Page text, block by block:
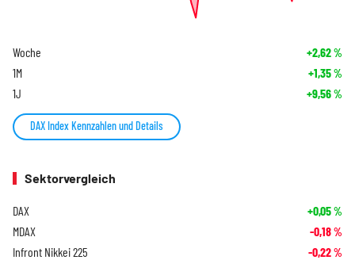
Woche +2,62%
1M +1,35%
1J +9,56%
DAX Index Kennzahlen und Details
Sektorvergleich
DAX +0,05%
MDAX -0,18%
Infront Nikkei 225 -0,22%